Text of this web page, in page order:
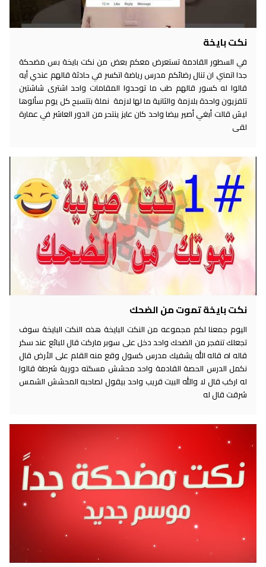
نكت بايخة
في السطور القادمة تستعرض معكم بعض من نكت بايخة بس مضحكة
جدا اتمني ان تنال رضائكم مدرس رياضة اتكسر في حادثة قالهم عندي أيه
قالوا له كسور قالهم طب ما توحدوا المقامات واحد اشترى شاشتين
تلفزيون واحدة بلازمة والثانية ما لها لازمة نملة بتتسبح كل يوم سألوها
ليش قالت أبغي أصير بيضا واحد كان عايز ينتحر من الدور العاشر في عمارة
لقى
نكت بايخة تموت من الضحك
اليوم جمعنا لكم مجموعه من النكت البايخة هذه النكت البايخة سوف
تجعلك تنفجر من الضحك واحد دخل على سوبر ماركت قال للبائع عند سكر
قاله اه قاله الله يشفيك مدرس كسول وقع منه القلم على الأرض قال
نكمل الدرس الحصة القادمة واحد محشش مسكته دورية شرطة قالوا
له اركب قال لا والله البيت قريب واحد بيقول لصاحبه المحشش الشمس
شرقت قال له